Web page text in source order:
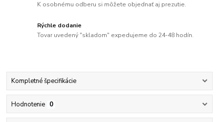
K osobnému odberu si môžete objednať aj prezutie.
Rýchle dodanie
Tovar uvedený "skladom" expedujeme do 24-48 hodín.
Kompletné špecifikácie
Hodnotenie 0